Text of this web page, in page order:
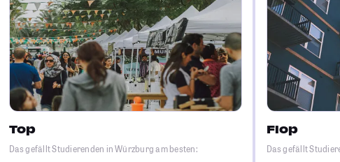
Top
Das gefällt Studierenden in Würzburg am besten:
Flop
Das gefällt